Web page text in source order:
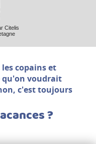
Citelis
copains et
qu'on voudrait
c'est toujours
?